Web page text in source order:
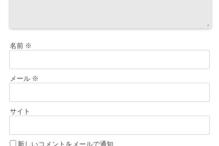
名前 ※
メール ※
サイト
新しいコメントをメールで通知